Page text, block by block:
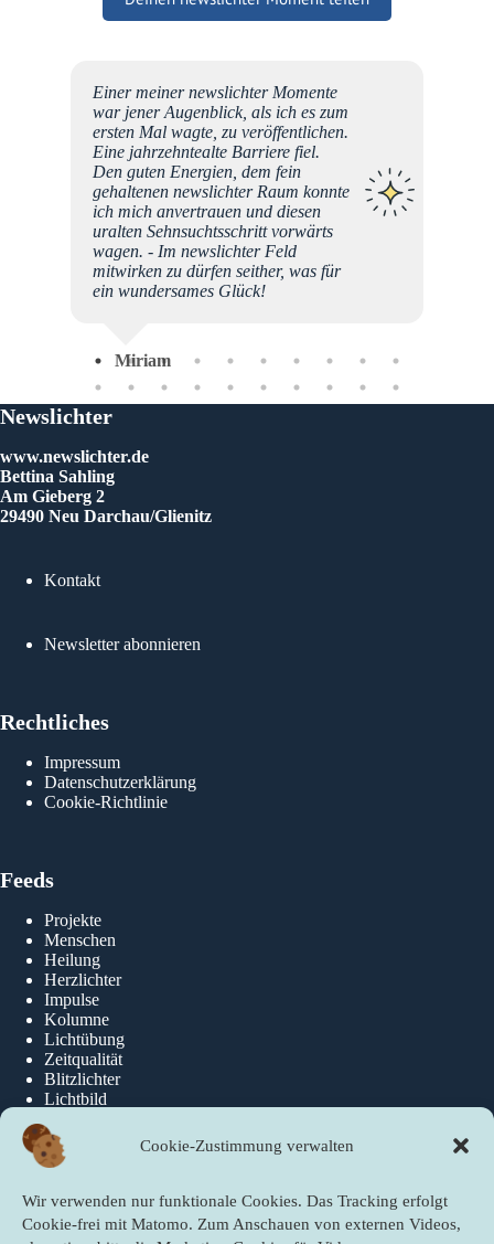
Cookie-Zustimmung verwalten
Wir verwenden nur funktionale Cookies. Das Tracking erfolgt
Cookie-frei mit Matomo. Zum Anschauen von externen Videos,
zu
Einer meiner newslichter Momente
war jener Augenblick, als ich es zum
ersten Mal wagte, zu veröffentlichen.
Eine jahrzehntealte Barriere fiel.
Den guten Energien, dem fein
gehaltenen newslichter Raum konnte
ich mich anvertrauen und diesen
uralten Sehnsuchtsschritt vorwärts
wagen. - Im newslichter Feld
mitwirken zu dürfen seither, was für
ein wundersames Glück!
Miriam
Newslichter
www.newslichter.de
Bettina Sahling
Am Gieberg 2
29490 Neu Darchau/Glienitz
Kontakt
Newsletter abonnieren
Rechtliches
Impressum
Datenschutzerklärung
Cookie-Richtlinie
Feeds
Projekte
Menschen
Heilung
Herzlichter
Impulse
Kolumne
Lichtübung
Zeitqualität
Blitzlichter
Lichtbild
Über Uns